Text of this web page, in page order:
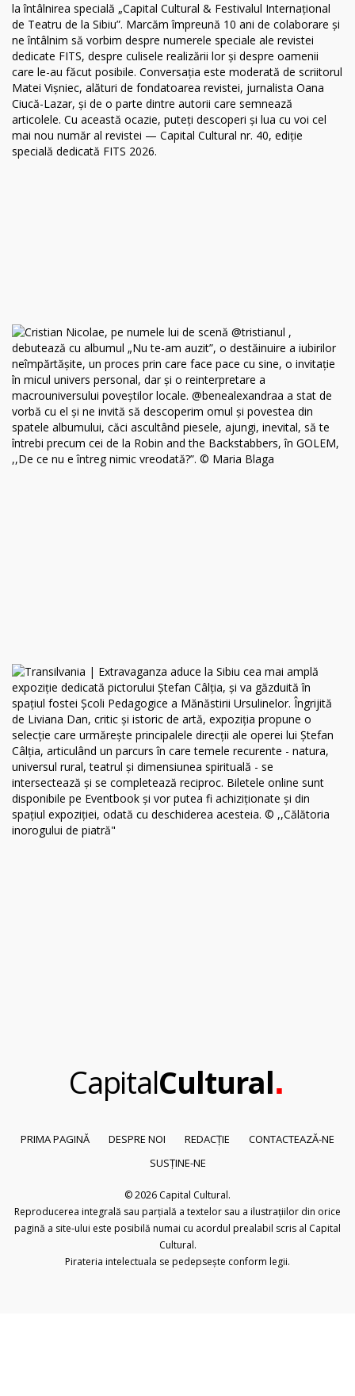
CapitalCultural.
PRIMA PAGINĂ DESPRE NOI REDACȚIE
CONTACTEAZĂ-NE
SUSȚINE-NE
© 2026 Capital Cultural.
Reproducerea integrală sau parțială a textelor sau a ilustrațiilor din orice
pagină a site-ului este posibilă numai cu acordul prealabil scris al Capital
Cultural.
Pirateria intelectuala se pedepsește conform legii.